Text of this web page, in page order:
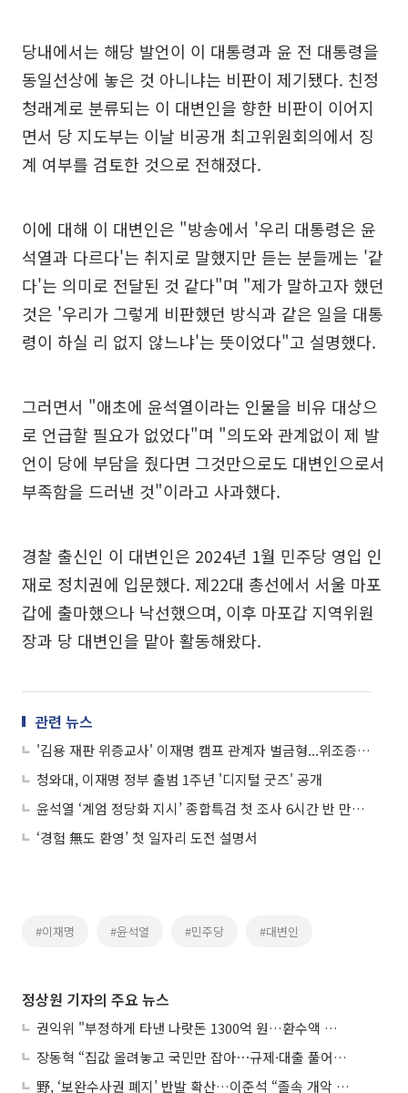
당내에서는 해당 발언이 이 대통령과 윤 전 대통령을
동일선상에 놓은 것 아니냐는 비판이 제기됐다. 친정
청래계로 분류되는 이 대변인을 향한 비판이 이어지
면서 당 지도부는 이날 비공개 최고위원회의에서 징
계 여부를 검토한 것으로 전해졌다.
이에 대해 이 대변인은 "방송에서 '우리 대통령은 윤
석열과 다르다'는 취지로 말했지만 듣는 분들께는 '같
다'는 의미로 전달된 것 같다"며 "제가 말하고자 했던
것은 '우리가 그렇게 비판했던 방식과 같은 일을 대통
령이 하실 리 없지 않느냐'는 뜻이었다"고 설명했다.
그러면서 "애초에 윤석열이라는 인물을 비유 대상으
로 언급할 필요가 없었다"며 "의도와 관계없이 제 발
언이 당에 부담을 줬다면 그것만으로도 대변인으로서
부족함을 드러낸 것"이라고 사과했다.
경찰 출신인 이 대변인은 2024년 1월 민주당 영입 인
재로 정치권에 입문했다. 제22대 총선에서 서울 마포
갑에 출마했으나 낙선했으며, 이후 마포갑 지역위원
장과 당 대변인을 맡아 활동해왔다.
관련 뉴스
'김용 재판 위증교사' 이재명 캠프 관계자 벌금형...위조증거 사용 혐의만 인정
청와대, 이재명 정부 출범 1주년 '디지털 굿즈' 공개
윤석열 ‘계엄 정당화 지시’ 종합특검 첫 조사 6시간 반 만에 종료
‘경험 無도 환영’ 첫 일자리 도전 설명서
#이재명 #윤석열 #민주당 #대변인
정상원 기자의 주요 뉴스
권익위 "부정하게 타낸 나랏돈 1300억 원…환수액 역대 최대"
장동혁 “집값 올려놓고 국민만 잡아⋯규제·대출 풀어야”
野, ‘보완수사권 폐지’ 반발 확산…이준석 “졸속 개악 입법”